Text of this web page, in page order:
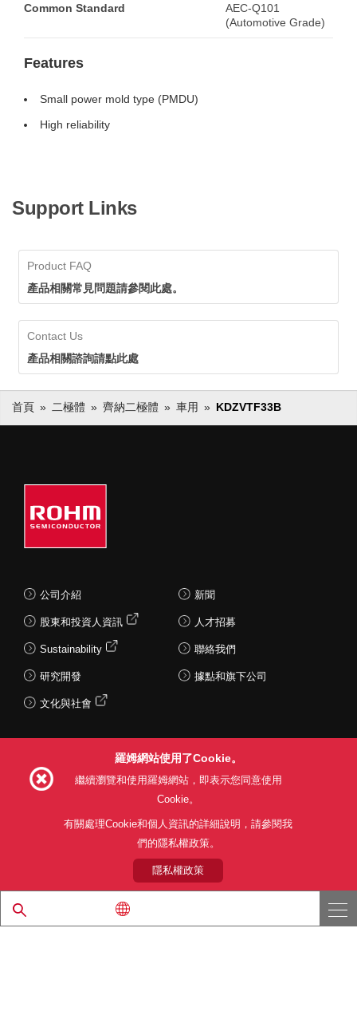
Common Standard
AEC-Q101
(Automotive Grade)
Features
Small power mold type (PMDU)
High reliability
Support Links
Product FAQ
產品相關常見問題請參閱此處。
Contact Us
產品相關諮詢請點此處
首頁 二極體 齊納二極體 車用 KDZVTF33B
公司介紹
股東和投資人資訊
Sustainability
研究開發
文化與社會
新聞
人才招募
聯絡我們
據點和旗下公司
利用目的 隱私權政策
關於本公司產品銷售之標準條款(PDF)
© 1997 - 2026 ROHM CO., LTD. ALL RIGHTS RESERVED.
羅姆網站使用了Cookie。
繼續瀏覽和使用羅姆網站，即表示您同意使用
Cookie。
有關處理Cookie和個人資訊的詳細說明，請參閱我
們的隱私權政策。
隱私權政策